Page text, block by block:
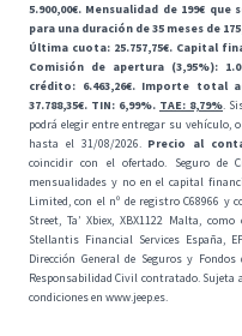
5.900,00€. Mensualidad de 199€
para una duración de 35 meses de
Última cuota: 25.757,75€. Capital
Comisión de apertura (3,95%):
crédito: 6.463,26€. Importe total
37.788,35€. TIN: 6,99%. TAE: 8,79%.
podrá elegir entre entregar su
hasta el 31/08/2026. Precio al
coincidir con el ofertado. Seguro de
mensualidades y no en el capital
Limited, con el nº de registro C68966 y
Street, Ta’ Xbiex, XBX1122 Malta,
Stellantis Financial Services España,
Dirección General de Seguros y
Responsabilidad Civil contratado. Sujeta
condiciones en www.jeep.es.